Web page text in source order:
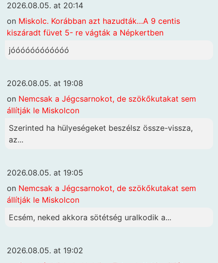
2026.08.05. at 20:14
on Miskolc. Korábban azt hazudták…A 9 centis
kiszáradt füvet 5- re vágták a Népkertben
jóóóóóóóóóóóó
2026.08.05. at 19:08
on Nemcsak a Jégcsarnokot, de szökőkutakat sem
állítják le Miskolcon
Szerinted ha hülyeségeket beszélsz össze-vissza,
az...
2026.08.05. at 19:05
on Nemcsak a Jégcsarnokot, de szökőkutakat sem
állítják le Miskolcon
Ecsém, neked akkora sötétség uralkodik a...
2026.08.05. at 19:02